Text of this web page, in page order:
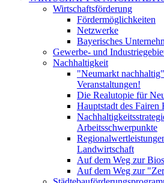
Wirtschaftsförderung
Fördermöglichkeiten
Netzwerke
Bayerisches
Gewerbe- und
Nachhaltigkeit
"Neumarkt
Veranstaltungen!
Die Realutopie für
Hauptstadt des Fairen
Arbeitsschwerpunkte
Landwirtschaft
Auf dem Weg zur
Auf dem Weg zur